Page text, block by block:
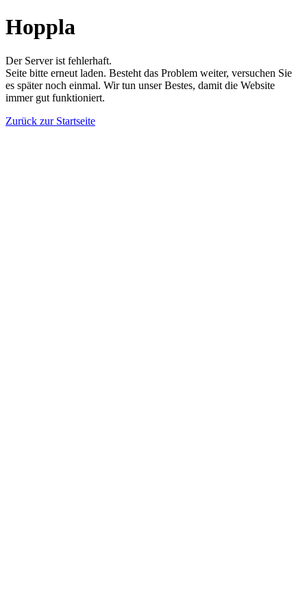
Hoppla
Der Server ist fehlerhaft.
Seite bitte erneut laden. Besteht das Problem weiter, versuchen Sie
es später noch einmal. Wir tun unser Bestes, damit die Website
immer gut funktioniert.
Zurück zur Startseite